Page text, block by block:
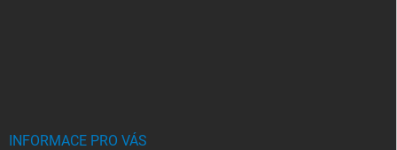
INFORMACE PRO VÁS